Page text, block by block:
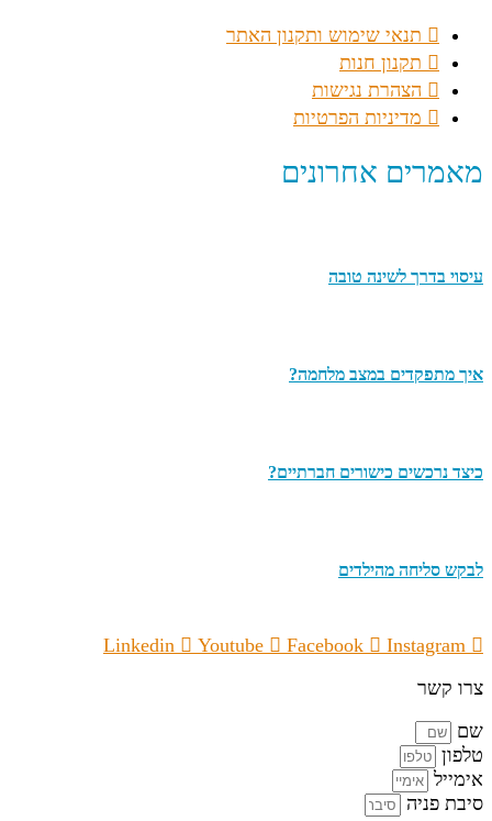
תנאי שימוש ותקנון האתר
תקנון חנות
הצהרת נגישות
מדיניות הפרטיות
מאמרים אחרונים
עיסוי בדרך לשינה טובה
איך מתפקדים במצב מלחמה?
כיצד נרכשים כישורים חברתיים?
לבקש סליחה מהילדים
Linkedin Youtube Facebook
Instagram
צרו קשר
שם
טלפון
אימייל
סיבת פניה